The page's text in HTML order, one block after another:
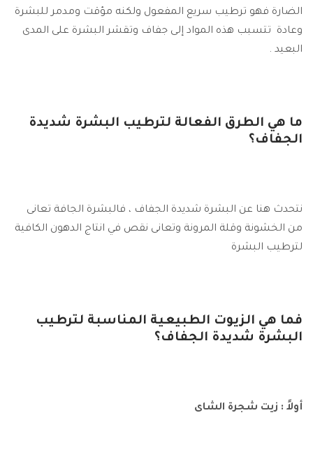
الضارة فهو ترطيب سريع المفعول ولكنه مؤقت ومدمر للبشرة
وعادة تتسبب هذه المواد إلى جفاف وتقشر البشرة على المدى
البعيد .
ما هي الطرق الفعالة لترطيب البشرة شديدة
الجفاف؟
نتحدث هنا عن البشرة شديدة الجفاف ، فالبشرة الجافة تعانى
من الخشونة وقلة المرونة وتعانى نقص في انتاج الدهون الكافية
لترطيب البشرة
فما هي الزيوت الطبيعية المناسبة لترطيب
البشرة شديدة الجفاف؟
أولاً : زيت شجرة الشاى